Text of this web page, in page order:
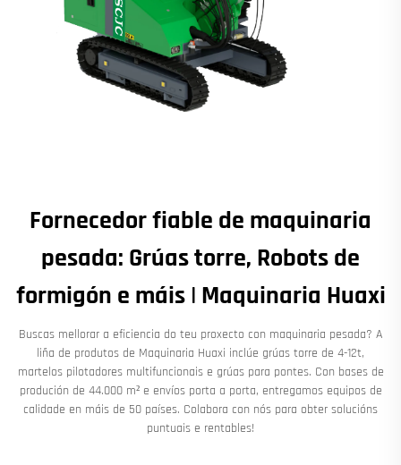
Fornecedor fiable de maquinaria
pesada: Grúas torre, Robots de
formigón e máis | Maquinaria Huaxi
Buscas mellorar a eficiencia do teu proxecto con maquinaria pesada? A
liña de produtos de Maquinaria Huaxi inclúe grúas torre de 4-12t,
martelos pilotadores multifuncionais e grúas para pontes. Con bases de
produción de 44.000 m² e envíos porta a porta, entregamos equipos de
calidade en máis de 50 países. Colabora con nós para obter solucións
puntuais e rentables!